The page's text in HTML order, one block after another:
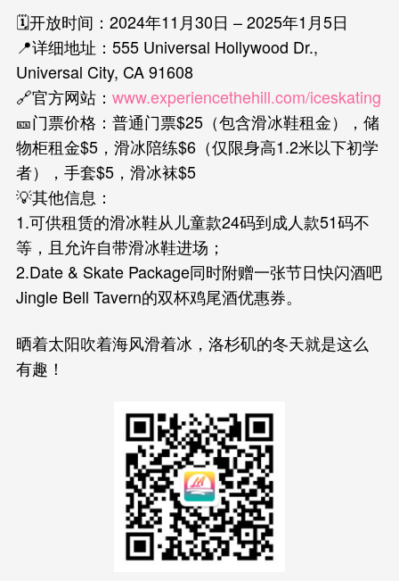
🗓️开放时间：2024年11月30日 – 2025年1月5日
📍详细地址：555 Universal Hollywood Dr.,
Universal City, CA 91608
🔗官方网站： www.experiencethehill.com/iceskating
🎫门票价格：普通门票$25（包含滑冰鞋租金），储
物柜租金$5，滑冰陪练$6（仅限身高1.2米以下初学
者），手套$5，滑冰袜$5
💡其他信息：
1.可供租赁的滑冰鞋从儿童款24码到成人款51码不
等，且允许自带滑冰鞋进场；
2.Date & Skate Package同时附赠一张节日快闪酒吧
Jingle Bell Tavern的双杯鸡尾酒优惠券。
晒着太阳吹着海风滑着冰，洛杉矶的冬天就是这么
有趣！